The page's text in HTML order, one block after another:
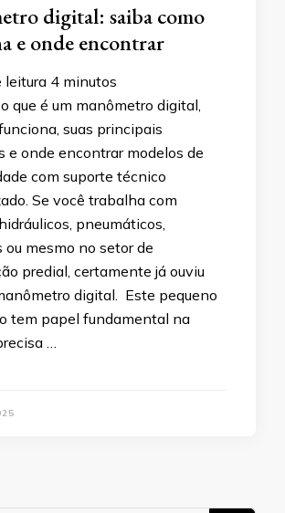
digital: saiba como
e onde encontrar
leitura 4 minutos
que é um manômetro digital,
suas principais
e onde encontrar modelos de
com suporte técnico
Se você trabalha com
pneumáticos,
ou mesmo no setor de
predial, certamente já ouviu
digital. Este pequeno
tem papel fundamental na
…